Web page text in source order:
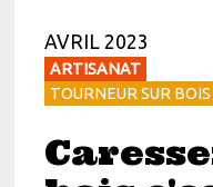
AVRIL 2023
ARTISANAT
TOURNEUR SUR BOIS